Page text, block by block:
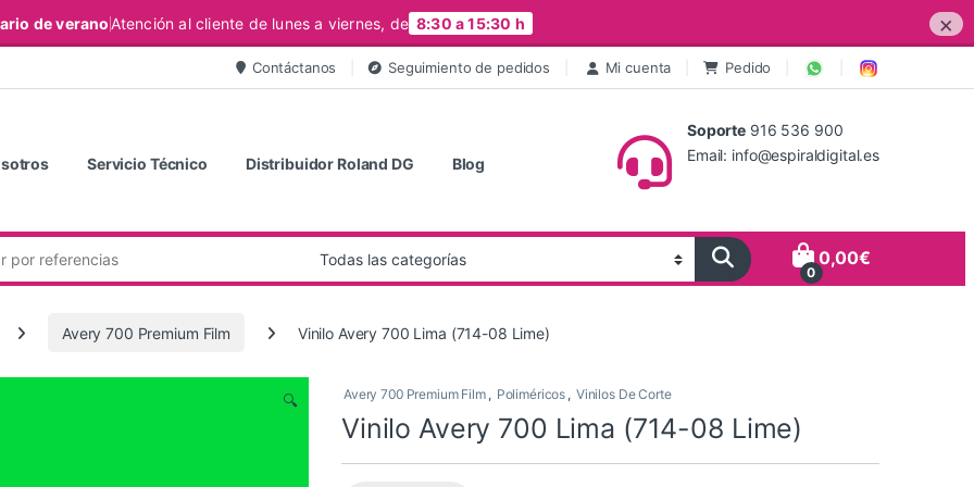
de veranoAtención al cliente de lunes a viernes, de 8:30 a 15:30 h ×
Contáctanos Seguimiento de pedidos Mi cuenta Pedido
Servicio Técnico Distribuidor Roland DG Blog
Soporte 916 536 900
Email: info@espiraldigital.es
0
0,00€
Avery 700 Premium Film Vinilo Avery 700 Lima (714-08 Lime)
🔍 Avery 700 Premium Film , Poliméricos , Vinilos De Corte
Vinilo Avery 700 Lima (714-08 Lime)